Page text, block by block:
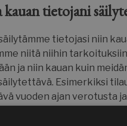
tietojani
tietojasi niin
niitä niihin
ja niin kauan kuin
Esimerkiksi
vuoden ajan verotusta